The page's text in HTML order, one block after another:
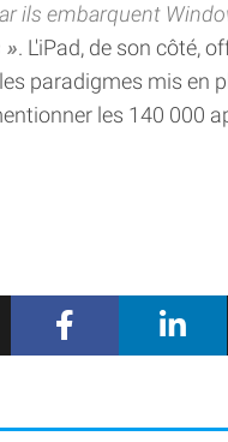
ils embarquent
. L'iPad, de son côté,
paradigmes mis en
les 140 000